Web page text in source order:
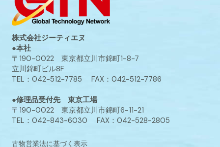
株式会社ジーティエヌ
●本社
〒190-0022 東京都立川市錦町1-8-7
立川錦町ビル8F
TEL：042-512-7785 FAX：042-512-7786
●修理品受付先 東京工場
〒190-0022 東京都立川市錦町6-11-21
TEL：042-843-6030 FAX：042-528-2805
古物営業法に基づく表示